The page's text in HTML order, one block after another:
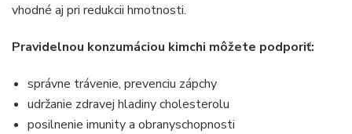
vhodné aj pri redukcii hmotnosti.
Pravidelnou konzumáciou kimchi môžete podporiť:
správne trávenie, prevenciu zápchy
udržanie zdravej hladiny cholesterolu
posilnenie imunity a obranyschopnosti